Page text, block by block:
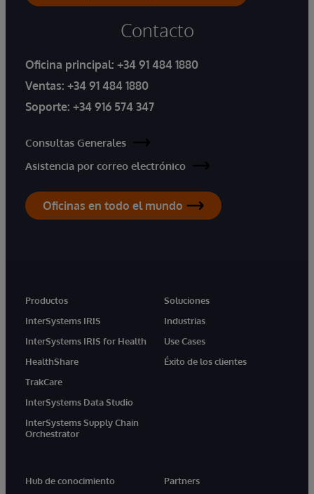
Contacto
Oficina principal: +34 91 484 1880
Ventas: +34 91 484 1880
Soporte: +34 916 574 347
Consultas Generales
Asistencia por correo electrónico
Oficinas en todo el mundo
Productos
InterSystems IRIS
InterSystems IRIS for Health
HealthShare
TrakCare
InterSystems Data Studio
InterSystems Supply Chain
Orchestrator
Soluciones
Industrias
Use Cases
Éxito de los clientes
Hub de conocimiento
Partners